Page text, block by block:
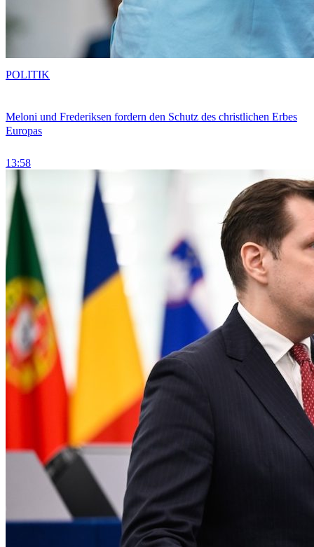
Meloni und Frederiksen fordern den Schutz des christlichen Erbes
Europas
13:58
POLITIK